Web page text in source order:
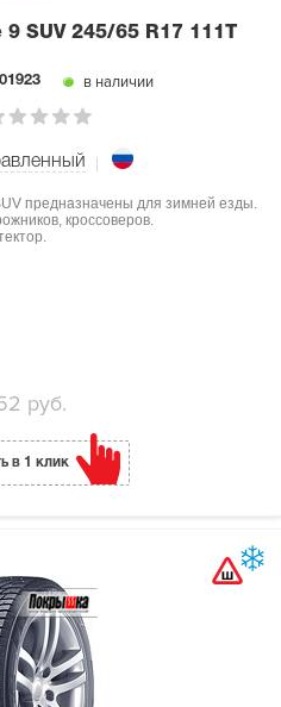
9 SUV 245/65 R17 111T
в наличии
предназначены для зимней езды.
кроссоверов.
руб.
в 1 клик